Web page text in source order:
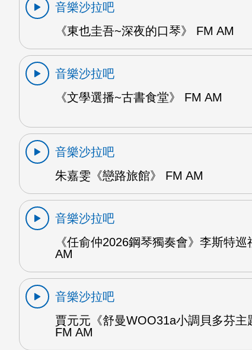
音樂沙拉吧
《東也圭吾~深夜的口琴》 FM AM
音樂沙拉吧
《文學選播~古書食堂》 FM AM
音樂沙拉吧
朱嘉雯《戀路旅館》 FM AM
音樂沙拉吧
《任俞仲2026鋼琴獨奏會》李斯特巡
AM
音樂沙拉吧
賈元元《舒曼WOO31a小調貝多芬主
FM AM